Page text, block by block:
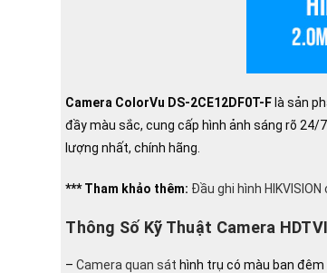
Camera ColorVu DS-2CE12DF0T-F là sản
đầy màu sắc, cung cấp hình ảnh sáng rõ
lượng nhất, chính hãng.
*** Tham khảo thêm: Đầu ghi hình
Thông Số Kỹ Thuật Camera
–Camera quan sát hình trụ có màu ban đêm